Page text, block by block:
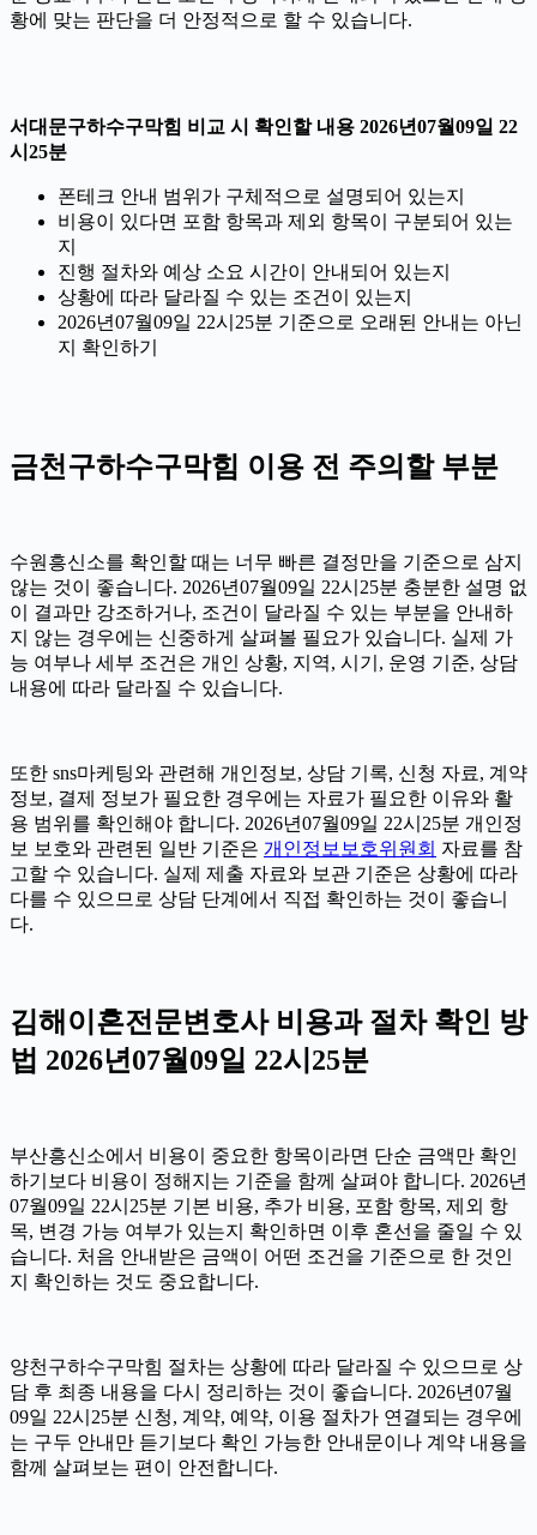
황에 맞는 판단을 더 안정적으로 할 수 있습니다.
서대문구하수구막힘 비교 시 확인할 내용 2026년07월09일 22
시25분
폰테크 안내 범위가 구체적으로 설명되어 있는지
비용이 있다면 포함 항목과 제외 항목이 구분되어 있는
지
진행 절차와 예상 소요 시간이 안내되어 있는지
상황에 따라 달라질 수 있는 조건이 있는지
2026년07월09일 22시25분 기준으로 오래된 안내는 아닌
지 확인하기
금천구하수구막힘 이용 전 주의할 부분
수원흥신소를 확인할 때는 너무 빠른 결정만을 기준으로 삼지
않는 것이 좋습니다. 2026년07월09일 22시25분 충분한 설명 없
이 결과만 강조하거나, 조건이 달라질 수 있는 부분을 안내하
지 않는 경우에는 신중하게 살펴볼 필요가 있습니다. 실제 가
능 여부나 세부 조건은 개인 상황, 지역, 시기, 운영 기준, 상담
내용에 따라 달라질 수 있습니다.
또한 sns마케팅와 관련해 개인정보, 상담 기록, 신청 자료, 계약
정보, 결제 정보가 필요한 경우에는 자료가 필요한 이유와 활
용 범위를 확인해야 합니다. 2026년07월09일 22시25분 개인정
보 보호와 관련된 일반 기준은 개인정보보호위원회 자료를 참
고할 수 있습니다. 실제 제출 자료와 보관 기준은 상황에 따라
다를 수 있으므로 상담 단계에서 직접 확인하는 것이 좋습니
다.
김해이혼전문변호사 비용과 절차 확인 방
법 2026년07월09일 22시25분
부산흥신소에서 비용이 중요한 항목이라면 단순 금액만 확인
하기보다 비용이 정해지는 기준을 함께 살펴야 합니다. 2026년
07월09일 22시25분 기본 비용, 추가 비용, 포함 항목, 제외 항
목, 변경 가능 여부가 있는지 확인하면 이후 혼선을 줄일 수 있
습니다. 처음 안내받은 금액이 어떤 조건을 기준으로 한 것인
지 확인하는 것도 중요합니다.
양천구하수구막힘 절차는 상황에 따라 달라질 수 있으므로 상
담 후 최종 내용을 다시 정리하는 것이 좋습니다. 2026년07월
09일 22시25분 신청, 계약, 예약, 이용 절차가 연결되는 경우에
는 구두 안내만 듣기보다 확인 가능한 안내문이나 계약 내용을
함께 살펴보는 편이 안전합니다.